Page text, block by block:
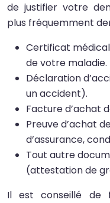
de justifier votre
plus fréquemment
Certificat
de votre maladie.
Déclaration
un accident).
Facture d’achat
Preuve d’achat
d’assurance,
Tout autre
(attestation de
Il est conseillé de